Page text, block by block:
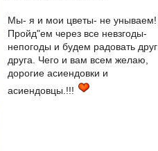
Мы- я и мои цветы- не унываем!
Пройд"ем через все невзгоды-
непогоды и будем радовать друг
друга. Чего и вам всем желаю,
дорогие асиендовки и
асиендовцы.!!!